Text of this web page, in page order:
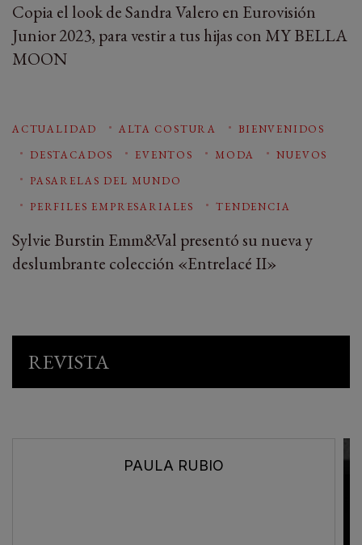
Copia el look de Sandra Valero en Eurovisión
Junior 2023, para vestir a tus hijas con MY BELLA
MOON
ACTUALIDAD ALTA COSTURA
BIENVENIDOS
DESTACADOS
EVENTOS MODA
NUEVOS
PASARELAS DEL MUNDO
PERFILES EMPRESARIALES
TENDENCIA
Sylvie Burstin Emm&Val presentó su nueva y
deslumbrante colección «Entrelacé II»
REVISTA
PAULA RUBIO